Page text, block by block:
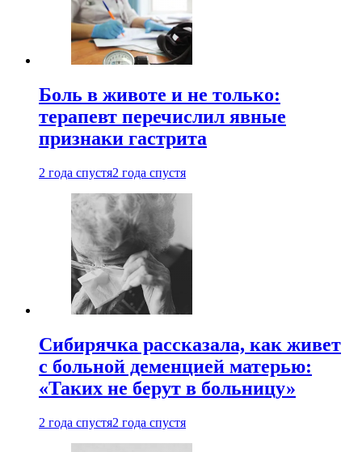
Боль в животе и не только:
терапевт перечислил явные
признаки гастрита
2 года спустя2 года спустя
Сибирячка рассказала, как живет
с больной деменцией матерью:
«Таких не берут в больницу»
2 года спустя2 года спустя